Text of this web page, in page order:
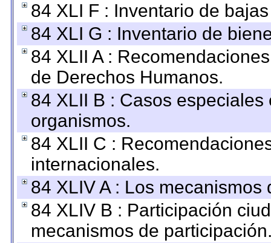
84 XLI F : Inventario de
84 XLI G : Inventario de
84 XLII A :
de Derechos Humanos.
84 XLII B : Casos
organismos.
84 XLII C :
internacionales.
84 XLIV A : Los
84 XLIV B : Participación
mecanismos de